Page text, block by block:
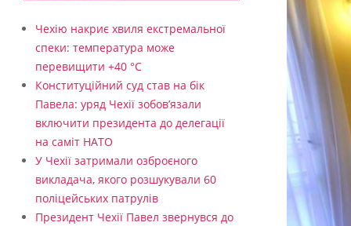
Чехію накриє хвиля екстремальної
спеки: температура може
перевищити +40 °C
Конституційний суд став на бік
Павела: уряд Чехії зобов’язали
включити президента до делегації
на саміт НАТО
У Чехії затримали озброєного
викладача, якого розшукували 60
поліцейських патрулів
Президент Чехії Павел звернувся до